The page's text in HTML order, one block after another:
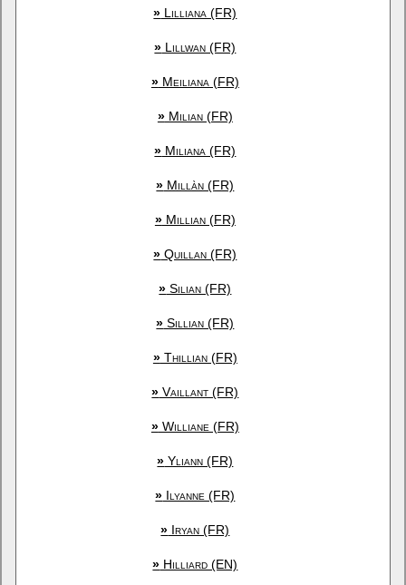
» Lilliana (FR)
» Lillwan (FR)
»Meiliana (FR)
»Milian (FR)
» Miliana (FR)
» Millàn (FR)
»Millian (FR)
» Quillan (FR)
» Silian (FR)
» Sillian (FR)
»Thillian (FR)
» Vaillant (FR)
»Williane (FR)
» Yliann (FR)
» Ilyanne (FR)
» Iryan (FR)
» Hilliard (EN)